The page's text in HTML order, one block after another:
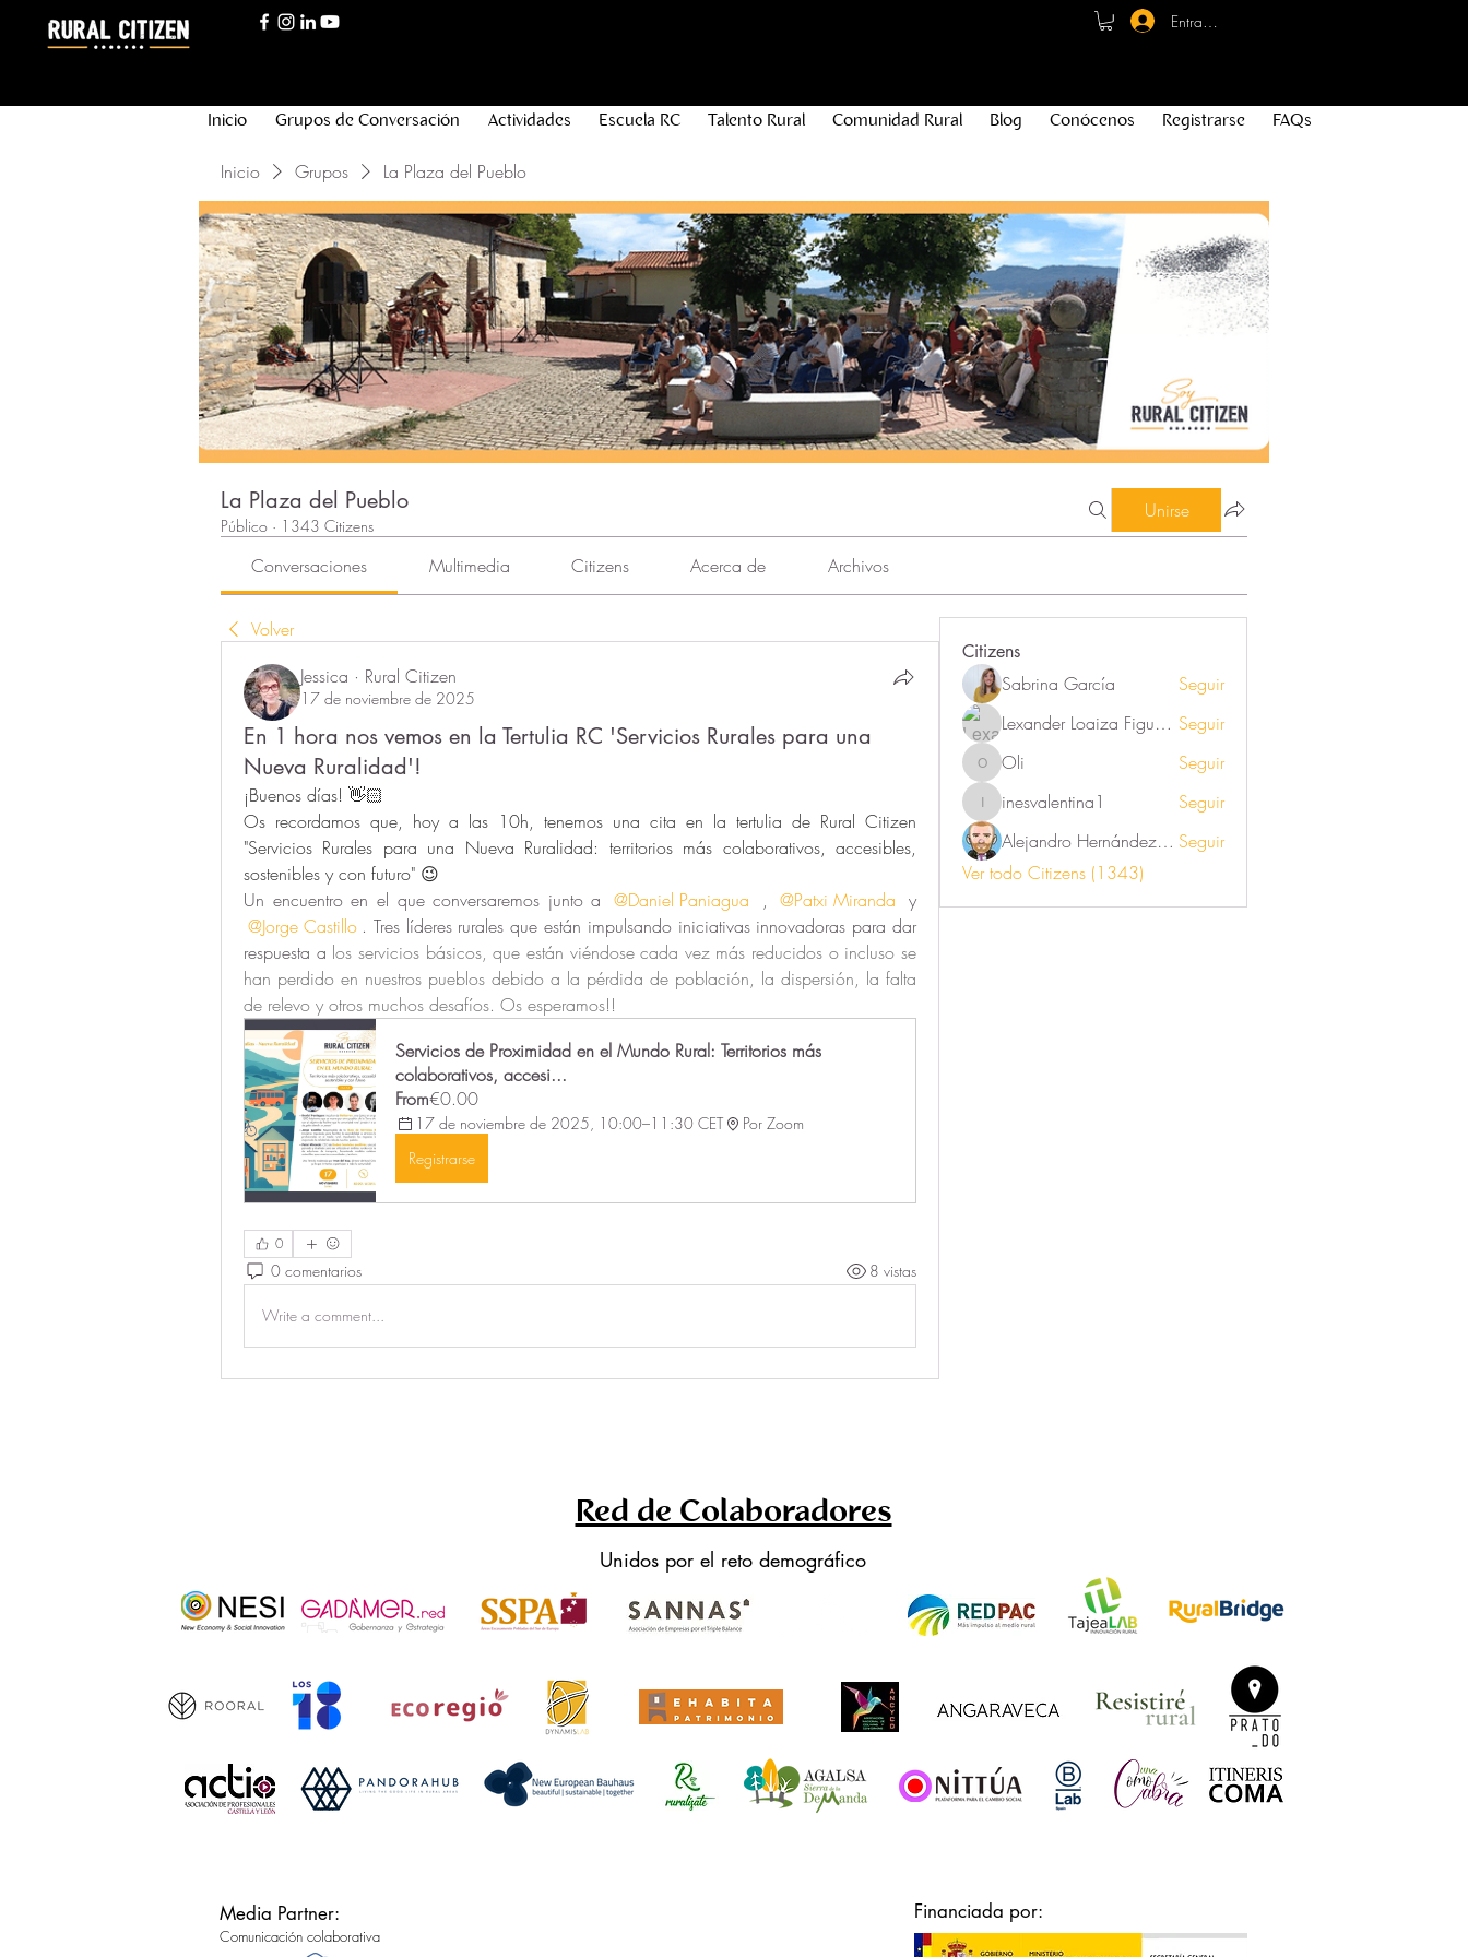
Entrar - Registro
Inicio Grupos de Conversación Actividades Escuela RC Talento Rural Comunidad Rural Blog Conócenos Registrarse FAQs
Inicio Grupos La Plaza del Pueblo
La Plaza del Pueblo
Público · 1343 Citizens
Unirse
Conversaciones Multimedia Citizens Acerca de Archivos
Volver
Jessica · Rural Citizen
17 de noviembre de 2025
En 1 hora nos vemos en la Tertulia RC 'Servicios Rurales para una
Nueva Ruralidad'!
¡Buenos días! 👋🏻
Os recordamos que, hoy a las 10h, tenemos una cita en la tertulia de Rural Citizen
"Servicios Rurales para una Nueva Ruralidad: territorios más colaborativos, accesibles,
sostenibles y con futuro" 😉
Un encuentro en el que conversaremos junto a @Daniel Paniagua , @Patxi Miranda y
@Jorge Castillo . Tres líderes rurales que están impulsando iniciativas innovadoras para dar
respuesta a los servicios básicos, que están viéndose cada vez más reducidos o incluso se
han perdido en nuestros pueblos debido a la pérdida de población, la dispersión, la falta
de relevo y otros muchos desafíos. Os esperamos!!
Servicios de Proximidad en el Mundo Rural: Territorios más
colaborativos, accesi...
From€0.00
17 de noviembre de 2025, 10:00–11:30 CET
Por Zoom
Registrarse
0
0 comentarios 8 vistas
Write a comment...
Citizens
Sabrina García
Seguir
Lexander Loaiza Figueroa Seguir
Oli Oli Seguir
inesvalentina1
inesvalentina1
Seguir
Alejandro Hernández Renner Seguir
Ver todo Citizens (1343)
Red de Colaboradores
Unidos por el reto demográfico
Media Partner:
Comunicación colaborativa
Financiada por: